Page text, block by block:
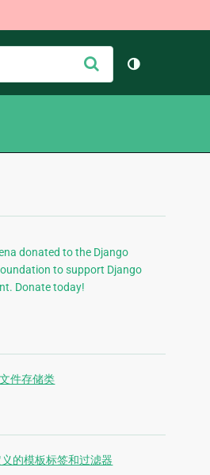
交
切换主题（
donated to the Django
to support Django
Donate today!
件存储类
的模板标签和过滤器